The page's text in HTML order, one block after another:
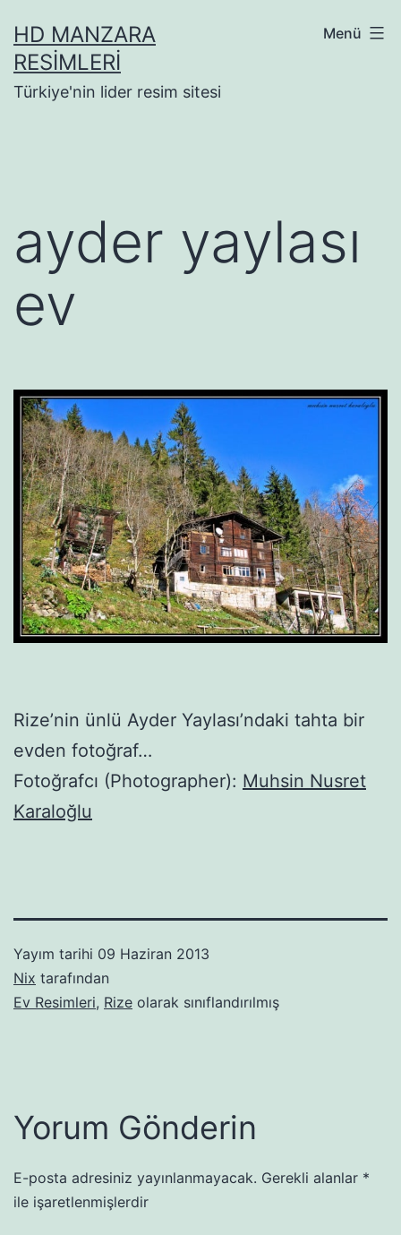
geçHD MANZARA
RESIMLERI
Türkiye'nin lider resim sitesi
Menü
ayder yaylası
ev
Rize’nin ünlü Ayder Yaylası’ndaki tahta bir
evden fotoğraf…
Fotoğrafcı (Photographer): Muhsin Nusret
Karaloğlu
Yayım tarihi 09 Haziran 2013
Nix tarafından
Ev Resimleri, Rize olarak sınıflandırılmış
Yorum Gönderin
E-posta adresiniz yayınlanmayacak. Gerekli alanlar *
ile işaretlenmişlerdir